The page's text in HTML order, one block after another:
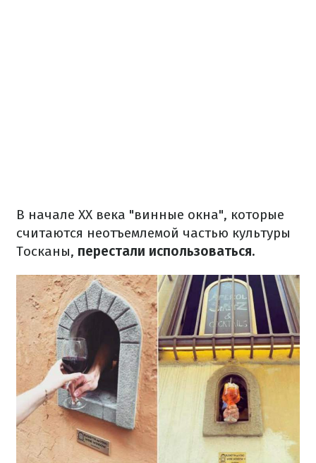
В начале ХХ века "винные окна", которые
считаются неотъемлемой частью культуры
Тосканы, перестали использоваться.